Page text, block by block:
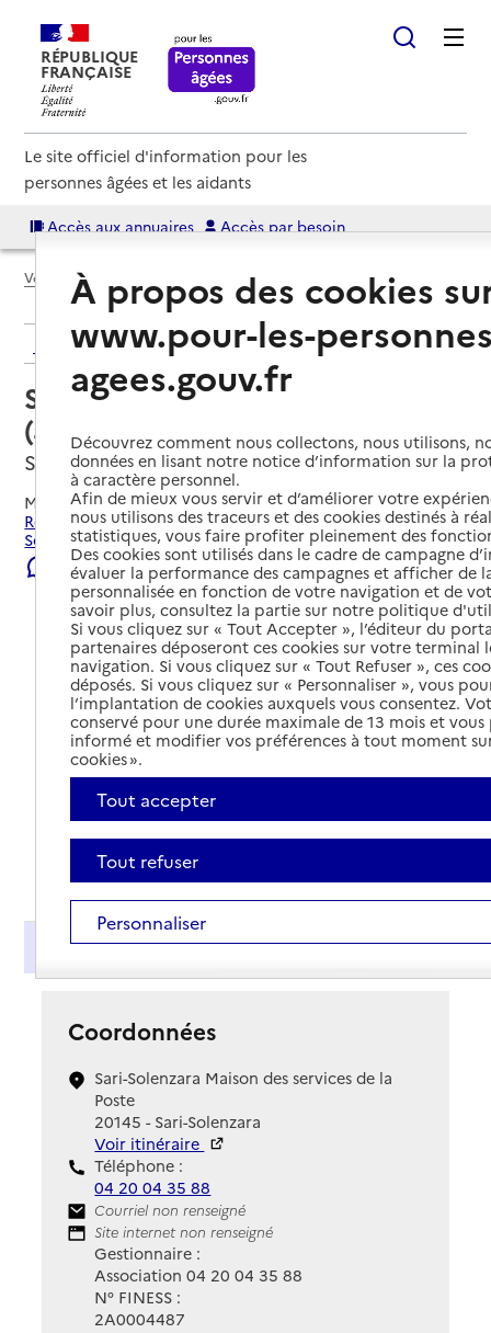
RÉPUBLIQUE
FRANÇAISE
Le site officiel d'information pour les
personnes âgées et les aidants
Accès aux annuaires Accès par besoin
Voir le fil d’Ariane
Retour aux résultats de l'annuaire
Service autonomie à domicile
(aide) – 04 20 04 35 88
Sari-Solenzara, CORSE-DU-SUD
Mis à jour le22/07/2026
Rechercher les établissements et services autour de Sari-
Solenzara.
Signaler une erreur
Présentation
Coordonnées
Sari-Solenzara Maison des services de la
Poste
20145 - Sari-Solenzara
Voir itinéraire
Téléphone :
04 20 04 35 88
Contact
Courriel non renseigné
Site Internet
Site internet non renseigné
Gestionnaire :
Association 04 20 04 35 88
N° FINESS :
2A0004487
À propos des cookies
www.pour-les-
agees.gouv.fr
Découvrez comment nous collectons, nous utilisons,
données en lisant notre notice d’information sur la
à caractère personnel.
Afin de mieux vous servir et d’améliorer votre
nous utilisons des traceurs et des cookies destinés à
statistiques, vous faire profiter pleinement des
Des cookies sont utilisés dans le cadre de campagne
évaluer la performance des campagnes et afficher de
personnalisée en fonction de votre navigation et de
savoir plus, consultez la partie sur notre politique
Si vous cliquez sur « Tout Accepter », l’éditeur du
partenaires déposeront ces cookies sur votre terminal
navigation. Si vous cliquez sur « Tout Refuser », ces
déposés. Si vous cliquez sur « Personnaliser », vous
l’implantation de cookies auxquels vous consentez.
conservé pour une durée maximale de 13 mois et
informé et modifier vos préférences à tout moment
cookies ».
Tout accepter
Tout refuser
Personnaliser